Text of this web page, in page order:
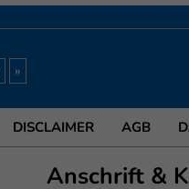
»
AGB
DISCLAIMER
Anschrift &